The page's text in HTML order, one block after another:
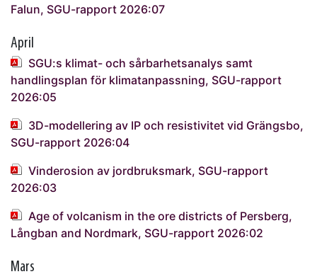
Falun, SGU-rapport 2026:07
April
SGU:s klimat- och sårbarhetsanalys samt
handlingsplan för klimatanpassning, SGU-rapport
2026:05
3D-modellering av IP och resistivitet vid Grängsbo,
SGU-rapport 2026:04
Vinderosion av jordbruksmark, SGU-rapport
2026:03
Age of volcanism in the ore districts of Persberg,
Långban and Nordmark, SGU-rapport 2026:02
Mars